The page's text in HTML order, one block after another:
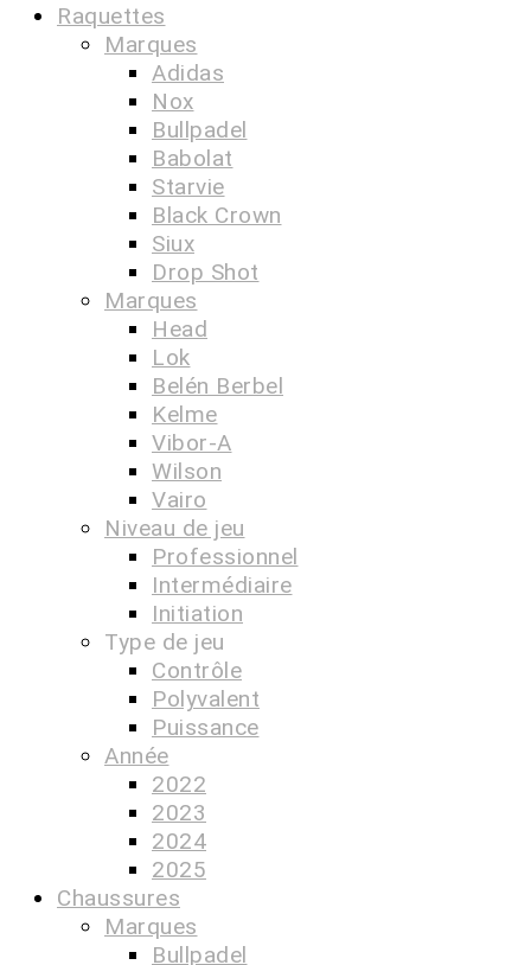
Raquettes
Marques
Adidas
Nox
Bullpadel
Babolat
Starvie
Black Crown
Siux
Drop Shot
Marques
Head
Lok
Belén Berbel
Kelme
Vibor-A
Wilson
Vairo
Niveau de jeu
Professionnel
Intermédiaire
Initiation
Type de jeu
Contrôle
Polyvalent
Puissance
Année
2022
2023
2024
2025
Chaussures
Marques
Bullpadel